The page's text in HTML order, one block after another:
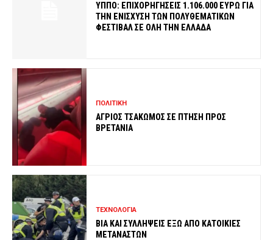
ΥΠΠΟ: ΕΠΙΧΟΡΗΓΗΣΕΙΣ 1.106.000 ΕΥΡΩ ΓΙΑ
ΤΗΝ ΕΝΙΣΧΥΣΗ ΤΩΝ ΠΟΛΥΘΕΜΑΤΙΚΩΝ
ΦΕΣΤΙΒΑΛ ΣΕ ΟΛΗ ΤΗΝ ΕΛΛΑΔΑ
ΠΟΛΙΤΙΚΗ
ΑΓΡΙΟΣ ΤΣΑΚΩΜΟΣ ΣΕ ΠΤΗΣΗ ΠΡΟΣ
ΒΡΕΤΑΝΙΑ
ΤΕΧΝΟΛΟΓΙΑ
ΒΙΑ ΚΑΙ ΣΥΛΛΗΨΕΙΣ ΕΞΩ ΑΠΟ ΚΑΤΟΙΚΙΕΣ
ΜΕΤΑΝΑΣΤΩΝ